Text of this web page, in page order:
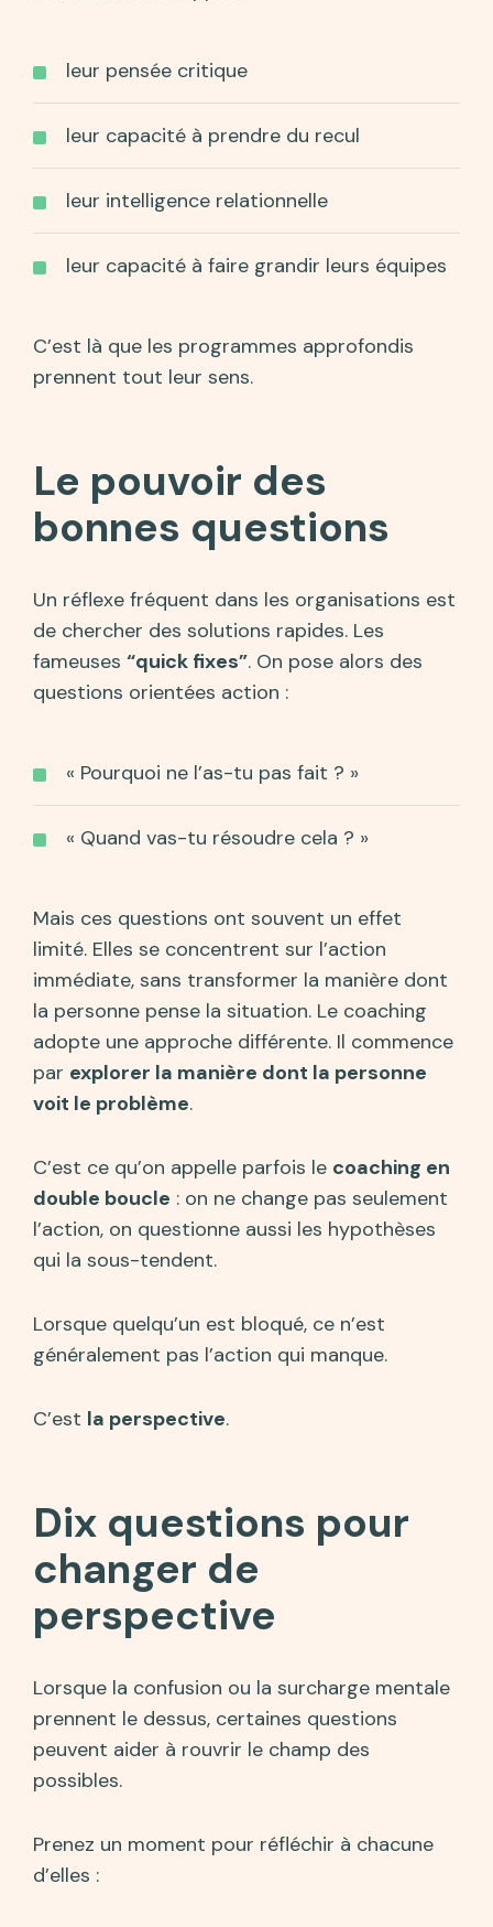
leur pensée critique
leur capacité à prendre du recul
leur intelligence relationnelle
leur capacité à faire grandir leurs équipes
C’est là que les programmes approfondis
prennent tout leur sens.
Le pouvoir des
bonnes questions
Un réflexe fréquent dans les organisations est
de chercher des solutions rapides. Les
fameuses “quick fixes”. On pose alors des
questions orientées action :
« Pourquoi ne l’as-tu pas fait ? »
« Quand vas-tu résoudre cela ? »
Mais ces questions ont souvent un effet
limité. Elles se concentrent sur l’action
immédiate, sans transformer la manière dont
la personne pense la situation. Le coaching
adopte une approche différente. Il commence
par explorer la manière dont la personne
voit le problème.
C’est ce qu’on appelle parfois le coaching en
double boucle : on ne change pas seulement
l’action, on questionne aussi les hypothèses
qui la sous-tendent.
Lorsque quelqu’un est bloqué, ce n’est
généralement pas l’action qui manque.
C’est la perspective.
Dix questions pour
changer de
perspective
Lorsque la confusion ou la surcharge mentale
prennent le dessus, certaines questions
peuvent aider à rouvrir le champ des
possibles.
Prenez un moment pour réfléchir à chacune
d’elles :